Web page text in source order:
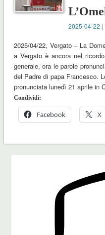
2025-04-22 |
2025/04/22, Vergato – La
a Vergato è ancora nel
generale, ora le parole
del Padre di papa Francesco.
pronunciata lunedì 21 aprile in
Condividi:
Facebook X